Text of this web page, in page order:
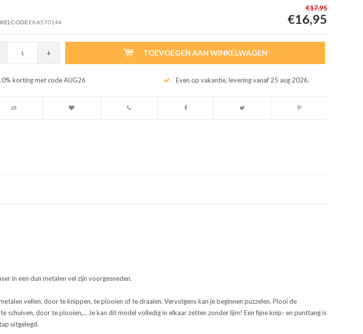
EKA570144
€17,95
€16,95
+ TOEVOEGEN AAN WINKELWAGEN
korting met code AUG26 Even op vakantie, levering vanaf 25 aug 2026.
in een dun metalen vel zijn voorgesneden.
vellen, door te knippen, te plooien of te draaien. Vervolgens kan je beginnen puzzelen. Plooi de
door te plooien,... Je kan dit model volledig in elkaar zetten zonder lijm! Een fijne knip- en punttang is
uitgelegd.